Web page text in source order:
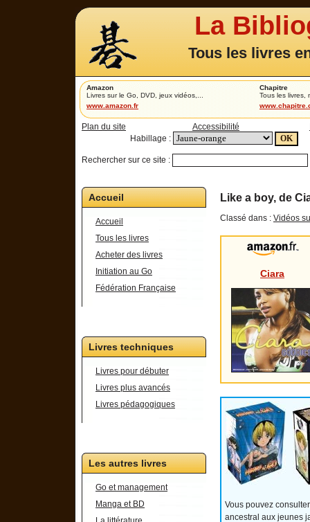
La
Tous les livres
Amazon
Livres sur le Go, DVD, jeux vidéos,...
www.amazon.fr
Chapitre
Tous les livres,
Plan du site Accessibilité
Habillage :
Rechercher sur ce site :
Accueil
Accueil
Tous les livres
Acheter des livres
Initiation au Go
Fédération Française
Livres techniques
Livres pour débuter
Livres plus avancés
Livres pédagogiques
Les autres livres
Go et management
Manga et BD
Like a boy, de
Classé dans : Vidéos
Ciara
Vous pouvez
ancestral aux jeunes